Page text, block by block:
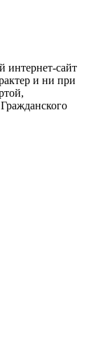
интернет-сайт
и ни при